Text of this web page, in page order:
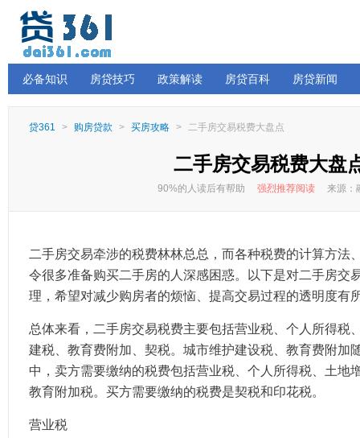
必备知识 房贷技巧 政策解读 房贷百科 房贷新闻
贷361 > 购房贷款 > 买房攻略 > 二手房交易税费大盘点
二手房交易税费大盘
90%的人读后有帮助 强烈推荐阅读 来源：
二手房交易牵涉的税费林林总总，而各种税费的计算方法
令很多准备购买二手房的人深感困惑。以下是对二手房交
理，希望对减少购房者的烦恼、提高交易过程的透明度有
总体来看，二手房交易税费主要包括营业税、个人所得税
建税、教育费附加、契税。城市维护建设税、教育费附加
中，卖方需要缴纳的税费包括营业税、个人所得税、土地
教育附加税。买方需要缴纳的税费是契税和印花税。
营业税